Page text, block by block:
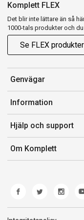
Komplett FLEX
Det blir inte lättare än så
1000-tals produkter och
Se FLEX produkter
Genvägar
Konto
Orderhistorik
Presentkort
Komplett Club
Information
Försäljningsvillkor
Medlemsvillkor for
Lediga tjänster
Hjälp och support
Kontakta oss
Kundservice
Produkthjälp och retur
Felsökning och guider
Om Komplett